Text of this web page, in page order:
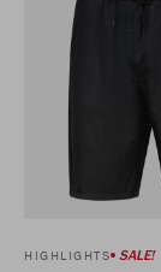
HIGHLIGHTS SALE!